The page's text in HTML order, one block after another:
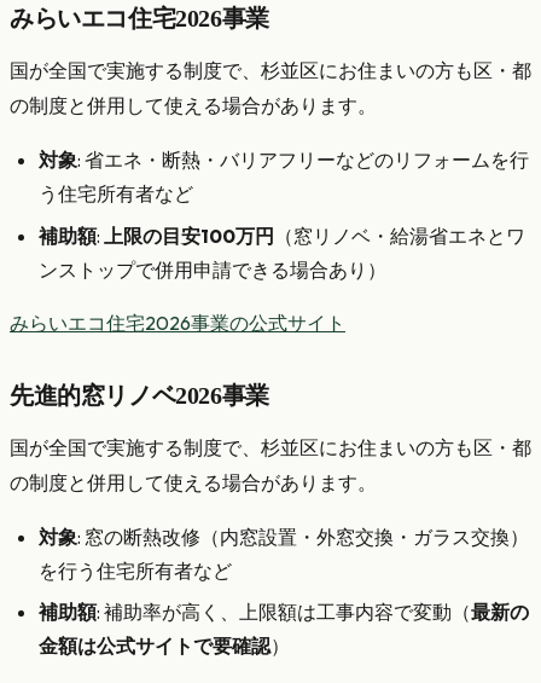
みらいエコ住宅2026事業
国が全国で実施する制度で、杉並区にお住まいの方も区・都
の制度と併用して使える場合があります。
対象: 省エネ・断熱・バリアフリーなどのリフォームを行
う住宅所有者など
補助額: 上限の目安100万円 （窓リノベ・給湯省エネとワ
ンストップで併用申請できる場合あり）
みらいエコ住宅2026事業の公式サイト
先進的窓リノベ2026事業
国が全国で実施する制度で、杉並区にお住まいの方も区・都
の制度と併用して使える場合があります。
対象: 窓の断熱改修（内窓設置・外窓交換・ガラス交換）
を行う住宅所有者など
補助額: 補助率が高く、上限額は工事内容で変動（最新の
金額は公式サイトで要確認）